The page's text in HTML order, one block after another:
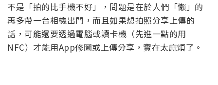
不是「拍的比手機不好」，問題是在於人們「懶」的
再多帶一台相機出門，而且如果想拍照分享上傳的
話，可能還要透過電腦或讀卡機（先進一點的用
NFC）才能用App修圖或上傳分享，實在太麻煩了。